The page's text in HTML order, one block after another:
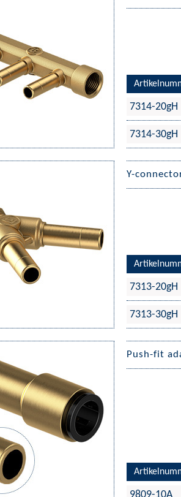
7314-20gH
7314-30gH
Y-
7313-20gH
7313-30gH
Push-fit